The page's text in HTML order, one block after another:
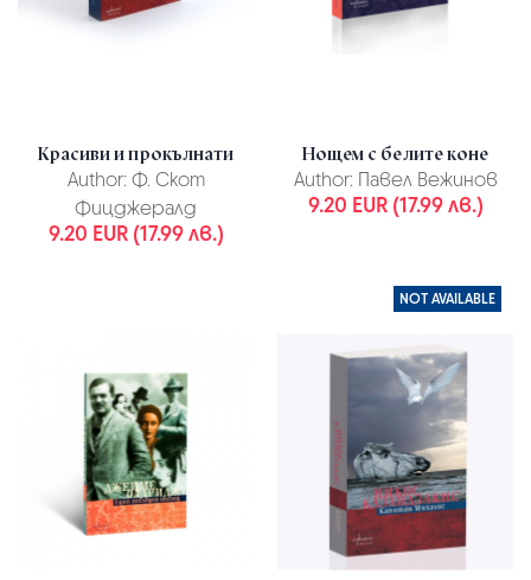
Красиви и прокълнати
Author: Ф. Скот
Фицджералд
9.20 EUR (17.99 лв.)
Нощем с белите коне
Author: Павел Вежинов
9.20 EUR (17.99 лв.)
NOT AVAILABLE